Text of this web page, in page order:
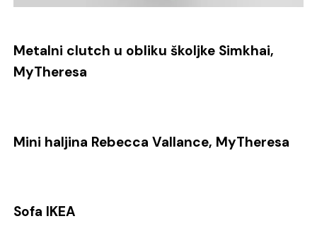
Metalni clutch u obliku školjke Simkhai,
MyTheresa
Mini haljina Rebecca Vallance, MyTheresa
Sofa IKEA